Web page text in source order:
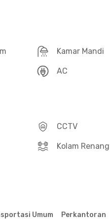
Kamar Mandi
AC
CCTV
Kolam Renang
Umum Perkantoran